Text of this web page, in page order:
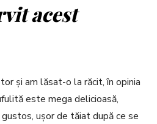
acest
și am lăsat-o la răcit, în opinia
este mega delicioasă,
ușor de tăiat după ce se